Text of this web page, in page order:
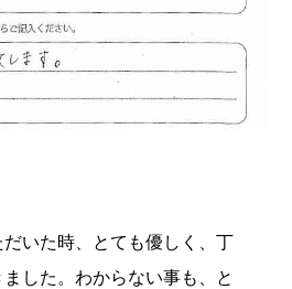
いた時、とても優しく、丁
した。わからない事も、と